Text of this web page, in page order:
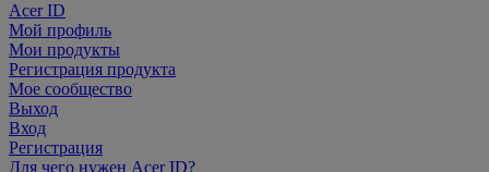
Acer ID
Мой профиль
Мои продукты
Регистрация продукта
Мое сообщество
Выход
Вход
Регистрация
Для чего нужен Acer ID?